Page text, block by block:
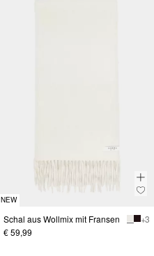
NEW
Schal aus Wollmix mit Fransen
+ 3
€ 59,99